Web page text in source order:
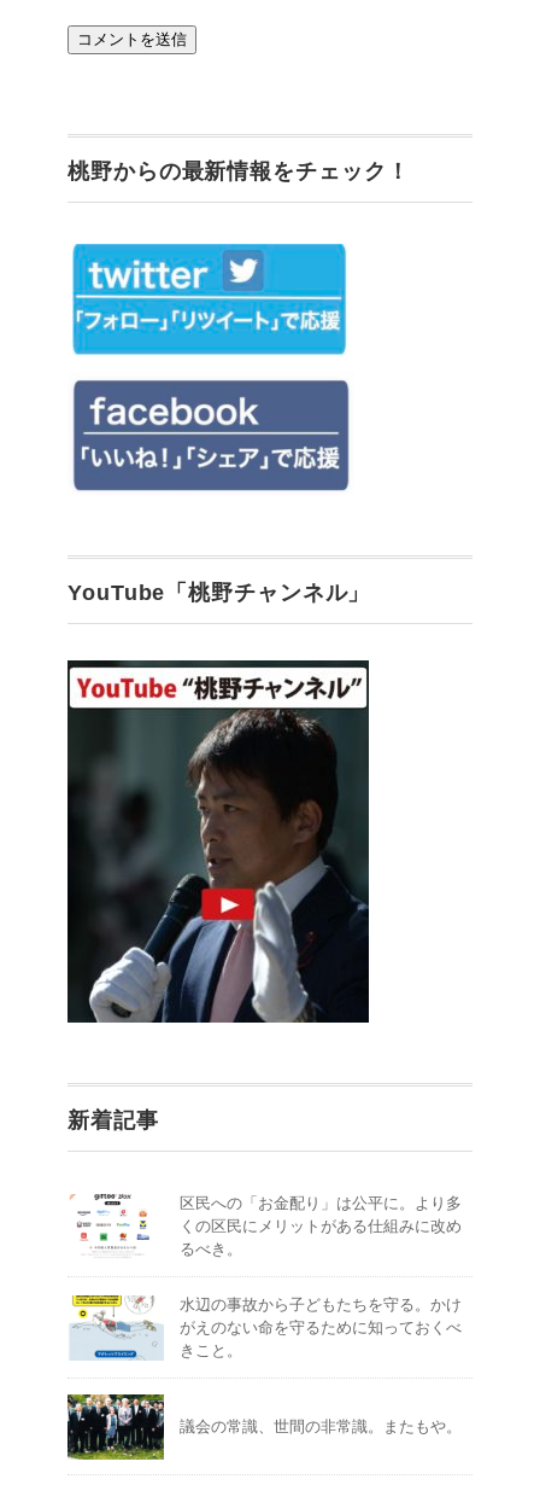
桃野からの最新情報をチェック！
YouTube「桃野チャンネル」
新着記事
区民への「お金配り」は公平に。より多
くの区民にメリットがある仕組みに改め
るべき。
水辺の事故から子どもたちを守る。かけ
がえのない命を守るために知っておくべ
きこと。
議会の常識、世間の非常識。またもや。